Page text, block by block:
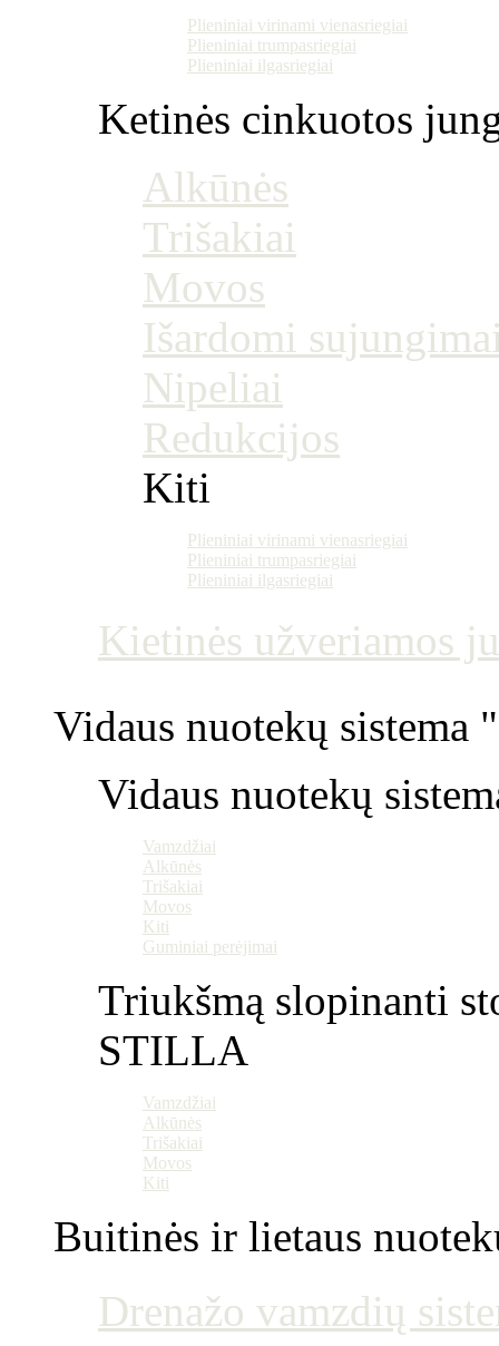
Plieniniai virinami vienasriegiai
Plieniniai trumpasriegiai
Plieniniai ilgasriegiai
Ketinės cinkuotos
Alkūnės
Trišakiai
Movos
Išardomi
Nipeliai
Redukcijos
Kiti
Plieniniai virinami vienasriegiai
Plieniniai trumpasriegiai
Plieniniai ilgasriegiai
Kietinės
Vidaus nuotekų
Vidaus nuotekų
Vamzdžiai
Alkūnės
Trišakiai
Movos
Kiti
Guminiai perėjimai
Triukšmą slopinanti
STILLA
Vamzdžiai
Alkūnės
Trišakiai
Movos
Kiti
Buitinės ir lietaus
Drenažo vamzdių